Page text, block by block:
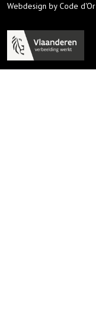
Webdesign by Code d'Or